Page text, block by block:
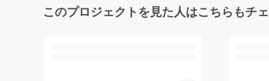
このプロジェクトを見た人はこちらもチ